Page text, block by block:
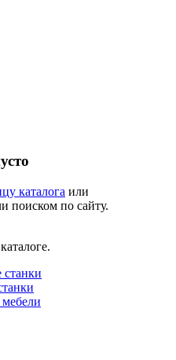
каталога или
поиском по сайту.